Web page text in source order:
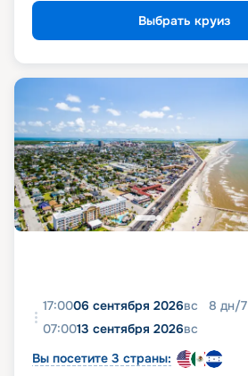
Выбрать круиз
17:0006 сентября 2026вс 8 дн/7
07:0013 сентября 2026вс
Вы посетите 3 страны: